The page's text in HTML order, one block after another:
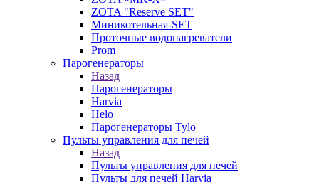
ZOTA "Reserve SET"
Миникотельная-SET
Проточные водонагреватели
Prom
Парогенераторы
Назад
Парогенераторы
Harvia
Helo
Парогенераторы Tylo
Пульты управления для печей
Назад
Пульты управления для печей
Пульты для печей Harvia